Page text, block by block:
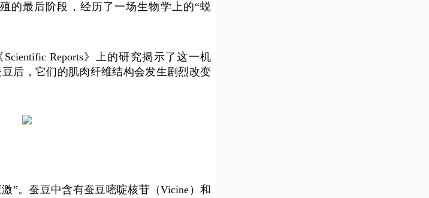
殖的最后阶段，经历了一场生物学上的“蜕
Reports》上的研究揭示了这一机
后，它们的肌肉纤维结构会发生剧烈改变
”。蚕豆中含有蚕豆嘧啶核苷（Vicine）和